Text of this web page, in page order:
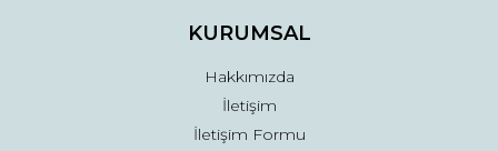
Ürün fiyatı diğer sitelerden daha pahalı.
KURUMSAL
Hakkımızda
İletişim
İletişim Formu